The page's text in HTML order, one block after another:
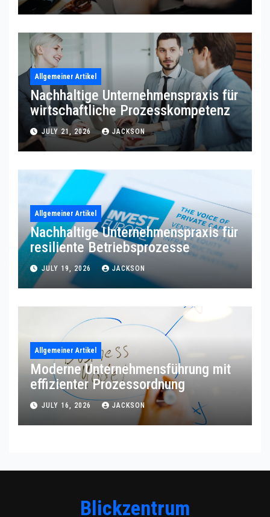
Allgemeiner Artikel
Nachhaltige Unternehmenspraxis für
wirtschaftliche Prozesskompetenz
JULY 21, 2026 JACKSON
Allgemeiner Artikel
Nachhaltige Unternehmenspraxis für
resiliente Betriebsprozesse
JULY 19, 2026 JACKSON
Allgemeiner Artikel
Moderne Unternehmensführung mit
effizienter Prozessordnung
JULY 16, 2026 JACKSON
Blickzentrum